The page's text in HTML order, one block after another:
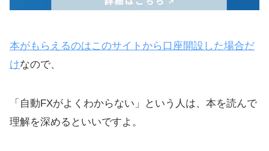
本がもらえるのはこのサイトから口座開設した場合だ
けなので、
「自動FXがよくわからない」という人は、本を読んで
理解を深めるといいですよ。